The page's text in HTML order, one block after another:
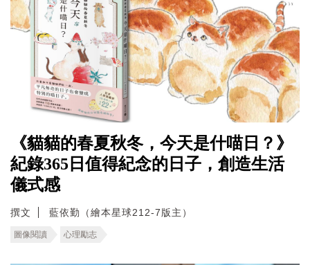
《貓貓的春夏秋冬，今天是什喵日？》
紀錄365日值得紀念的日子，創造生活
儀式感
撰文 藍依勤（繪本星球212-7版主）
圖像閱讀 心理勵志